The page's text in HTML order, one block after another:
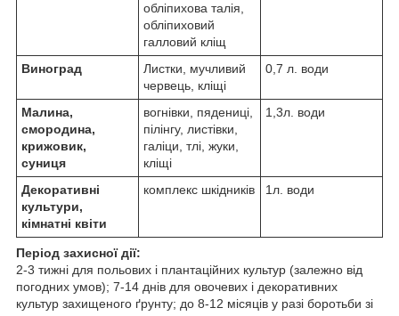
обліпихова талія,
обліпиховий
галловий кліщ
Виноград
Листки, мучливий
червець, кліщі
0,7 л. води
Малина,
смородина,
крижовик,
суниця
вогнівки, пядениці,
пілінгу, листівки,
галіци, тлі, жуки,
кліщі
1,3л. води
Декоративні
культури,
кімнатні квіти
комплекс шкідників 1л. води
Період захисної дії:
2-3 тижні для польових і плантаційних культур (залежно від
погодних умов); 7-14 днів для овочевих і декоративних
культур захищеного ґрунту; до 8-12 місяців у разі боротьби зі